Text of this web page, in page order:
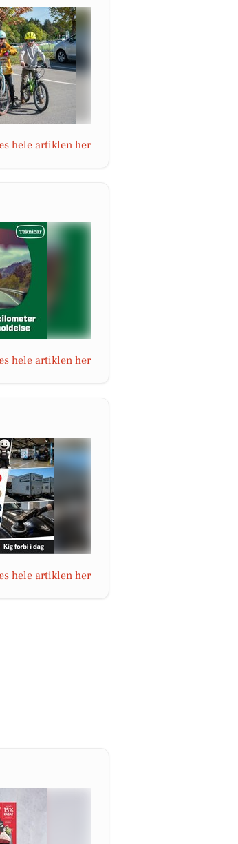
hele artiklen her
hele artiklen her
hele artiklen her